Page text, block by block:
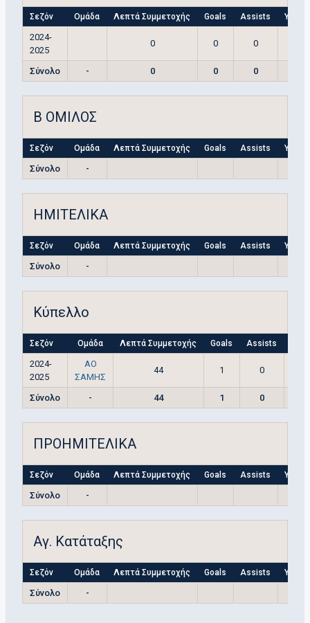
Σεζόν Ομάδα Λεπτά Συμμετοχής Goals Assists
2024-
2025
0 0 0
Σύνολο - 0 0 0
Β ΟΜΙΛΟΣ
Σεζόν Ομάδα Λεπτά Συμμετοχής Goals Assists
Σύνολο -
ΗΜΙΤΕΛΙΚΑ
Σεζόν Ομάδα Λεπτά Συμμετοχής Goals Assists
Σύνολο -
Κύπελλο
Σεζόν Ομάδα Λεπτά Συμμετοχής Goals Assists
2024-
2025
ΑΟ
ΣΑΜΗΣ
44 1 0
Σύνολο - 44 1 0
ΠΡΟΗΜΙΤΕΛΙΚΑ
Σεζόν Ομάδα Λεπτά Συμμετοχής Goals Assists
Σύνολο -
Αγ. Κατάταξης
Σεζόν Ομάδα Λεπτά Συμμετοχής Goals Assists
Σύνολο -